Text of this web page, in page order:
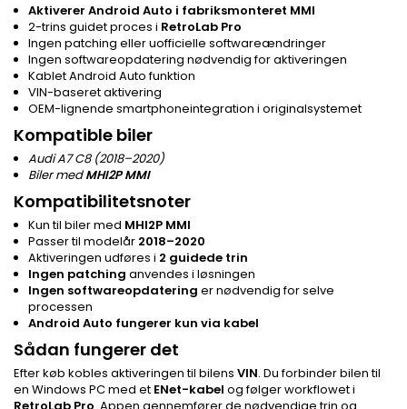
Aktiverer Android Auto i fabriksmonteret MMI
2-trins guidet proces i RetroLab Pro
Ingen patching eller uofficielle softwareændringer
Ingen softwareopdatering nødvendig for aktiveringen
Kablet Android Auto funktion
VIN-baseret aktivering
OEM-lignende smartphoneintegration i originalsystemet
Kompatible biler
Audi A7 C8 (2018–2020)
Biler medMHI2P MMI
Kompatibilitetsnoter
Kun til biler med MHI2P MMI
Passer til modelår 2018–2020
Aktiveringen udføres i 2 guidede trin
Ingen patching anvendes i løsningen
Ingen softwareopdatering er nødvendig for selve
processen
Android Auto fungerer kun via kabel
Sådan fungerer det
Efter køb kobles aktiveringen til bilens VIN. Du forbinder bilen til
en Windows PC med et ENet-kabel og følger workflowet i